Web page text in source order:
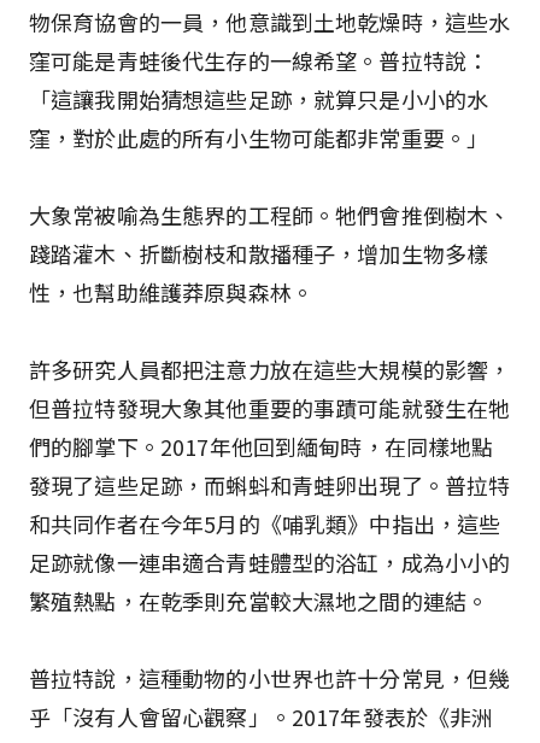
物保育協會的一員，他意識到土地乾燥時，這些水
窪可能是青蛙後代生存的一線希望。普拉特說：
「這讓我開始猜想這些足跡，就算只是小小的水
窪，對於此處的所有小生物可能都非常重要。」
大象常被喻為生態界的工程師。牠們會推倒樹木、
踐踏灌木、折斷樹枝和散播種子，增加生物多樣
性，也幫助維護莽原與森林。
許多研究人員都把注意力放在這些大規模的影響，
但普拉特發現大象其他重要的事蹟可能就發生在牠
們的腳掌下。2017年他回到緬甸時，在同樣地點
發現了這些足跡，而蝌蚪和青蛙卵出現了。普拉特
和共同作者在今年5月的《哺乳類》中指出，這些
足跡就像一連串適合青蛙體型的浴缸，成為小小的
繁殖熱點，在乾季則充當較大濕地之間的連結。
普拉特說，這種動物的小世界也許十分常見，但幾
乎「沒有人會留心觀察」。2017年發表於《非洲